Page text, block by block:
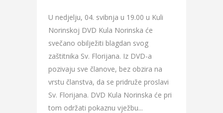
U nedjelju, 04. svibnja u 19.00 u Kuli
Norinskoj DVD Kula Norinska će
svečano obilježiti blagdan svog
zaštitnika Sv. Florijana. Iz DVD-a
pozivaju sve članove, bez obzira na
vrstu članstva, da se pridruže proslavi
Sv. Florijana. DVD Kula Norinska će pri
tom održati pokaznu vježbu...